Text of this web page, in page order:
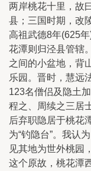
两岸桃花十里，故
县；三国时期，改
高祖武德8年(625
花潭则归泾县管辖
之间的小盆地，背
乐园。晋时，慧远
123名僧侣及隐土
程之、周续之三居
后弃职隐居于桃花
为“钓隐台”。我认
见其地为世外桃园
这个原故，桃花潭